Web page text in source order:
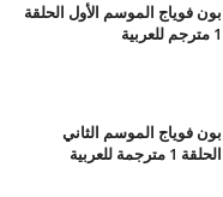
بون فوياج الموسم الأول الحلقة
1 مترجم للعربية
بون فوياج الموسم الثاني
الحلقة 1 مترجمة للعربية